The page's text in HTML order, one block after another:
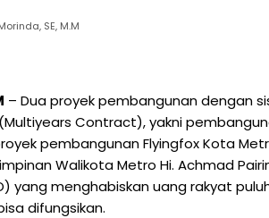
SE, M.M
– Dua proyek pembangunan dengan
Contract), yakni
pembangunan Flyingfox Kota
Walikota Metro Hi. Achmad
yang menghabiskan uang rakyat
difungsikan.